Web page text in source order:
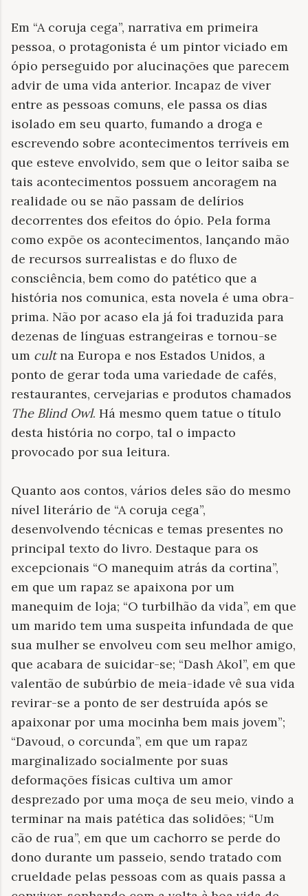
Em “A coruja cega”, narrativa em primeira
pessoa, o protagonista é um pintor viciado em
ópio perseguido por alucinações que parecem
advir de uma vida anterior. Incapaz de viver
entre as pessoas comuns, ele passa os dias
isolado em seu quarto, fumando a droga e
escrevendo sobre acontecimentos terríveis em
que esteve envolvido, sem que o leitor saiba se
tais acontecimentos possuem ancoragem na
realidade ou se não passam de delírios
decorrentes dos efeitos do ópio. Pela forma
como expõe os acontecimentos, lançando mão
de recursos surrealistas e do fluxo de
consciência, bem como do patético que a
história nos comunica, esta novela é uma obra-
prima. Não por acaso ela já foi traduzida para
dezenas de línguas estrangeiras e tornou-se
um cultna Europa e nos Estados Unidos, a
ponto de gerar toda uma variedade de cafés,
restaurantes, cervejarias e produtos chamados
The Blind Owl. Há mesmo quem tatue o título
desta história no corpo, tal o impacto
provocado por sua leitura.
Quanto aos contos, vários deles são do mesmo
nível literário de “A coruja cega”,
desenvolvendo técnicas e temas presentes no
principal texto do livro. Destaque para os
excepcionais “O manequim atrás da cortina”,
em que um rapaz se apaixona por um
manequim de loja; “O turbilhão da vida”, em que
um marido tem uma suspeita infundada de que
sua mulher se envolveu com seu melhor amigo,
que acabara de suicidar-se; “Dash Akol”, em que
valentão de subúrbio de meia-idade vê sua vida
revirar-se a ponto de ser destruída após se
apaixonar por uma mocinha bem mais jovem”;
“Davoud, o corcunda”, em que um rapaz
marginalizado socialmente por suas
deformações físicas cultiva um amor
desprezado por uma moça de seu meio, vindo a
terminar na mais patética das solidões; “Um
cão de rua”, em que um cachorro se perde do
dono durante um passeio, sendo tratado com
crueldade pelas pessoas com as quais passa a